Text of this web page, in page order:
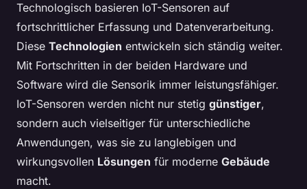
Technologisch basieren IoT-Sensoren auf
fortschrittlicher Erfassung und Datenverarbeitung.
Diese Technologien entwickeln sich ständig weiter.
Mit Fortschritten in der beiden Hardware und
Software wird die Sensorik immer leistungsfähiger.
IoT-Sensoren werden nicht nur stetig günstiger,
sondern auch vielseitiger für unterschiedliche
Anwendungen, was sie zu langlebigen und
wirkungsvollen Lösungen für moderne Gebäude
macht.